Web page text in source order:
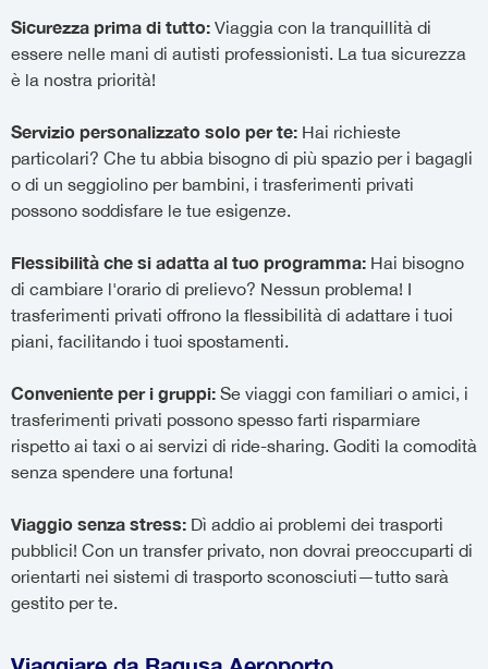
Sicurezza prima di tutto: Viaggia con la tranquillità di
essere nelle mani di autisti professionisti. La tua sicurezza
è la nostra priorità!
Servizio personalizzato solo per te: Hai richieste
particolari? Che tu abbia bisogno di più spazio per i bagagli
o di un seggiolino per bambini, i trasferimenti privati
possono soddisfare le tue esigenze.
Flessibilità che si adatta al tuo programma: Hai bisogno
di cambiare l'orario di prelievo? Nessun problema! I
trasferimenti privati offrono la flessibilità di adattare i tuoi
piani, facilitando i tuoi spostamenti.
Conveniente per i gruppi: Se viaggi con familiari o amici, i
trasferimenti privati possono spesso farti risparmiare
rispetto ai taxi o ai servizi di ride-sharing. Goditi la comodità
senza spendere una fortuna!
Viaggio senza stress: Dì addio ai problemi dei trasporti
pubblici! Con un transfer privato, non dovrai preoccuparti di
orientarti nei sistemi di trasporto sconosciuti—tutto sarà
gestito per te.